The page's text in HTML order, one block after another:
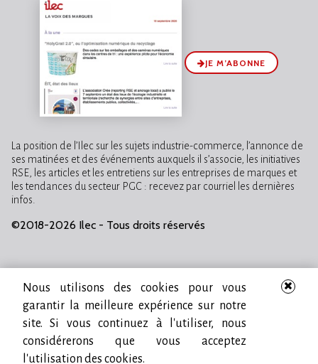
JE M’ABONNE
La position de l’Ilec sur les sujets industrie-commerce, l’annonce de
ses matinées et des événements auxquels il s’associe, les initiatives
RSE, les articles et les entretiens sur les entreprises de marques et
les tendances du secteur PGC : recevez par courriel les dernières
infos.
©2018-2026 Ilec - Tous droits réservés
Nous utilisons des cookies pour vous
garantir la meilleure expérience sur notre
site. Si vous continuez à l'utiliser, nous
considérerons que vous acceptez
l'utilisation des cookies.